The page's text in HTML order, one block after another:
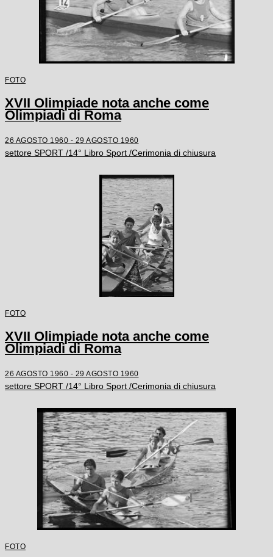
FOTO
XVII Olimpiade nota anche come
Olimpiadi di Roma
26 AGOSTO 1960 - 29 AGOSTO 1960
settore SPORT /14° Libro Sport /Cerimonia di chiusura
FOTO
XVII Olimpiade nota anche come
Olimpiadi di Roma
26 AGOSTO 1960 - 29 AGOSTO 1960
settore SPORT /14° Libro Sport /Cerimonia di chiusura
FOTO